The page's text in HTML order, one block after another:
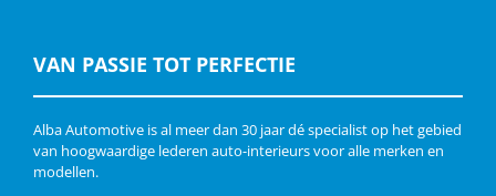
VAN PASSIE TOT PERFECTIE
Alba Automotive is al meer dan 30 jaar dé specialist op het gebied
van hoogwaardige lederen auto-interieurs voor alle merken en
modellen.